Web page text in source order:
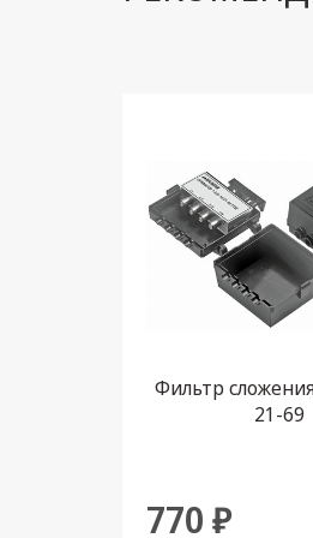
Фильтр
21-69
770 ₽